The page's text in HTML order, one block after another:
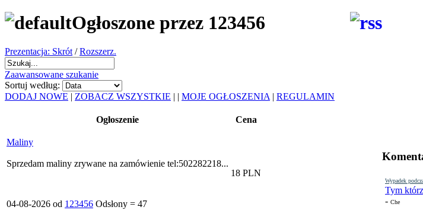
Wypadek
Tym
- Che
Ogłoszone przez 123456
Prezentacja: Skrót /Rozszerz.
Zaawansowane szukanie
Sortuj według:
DODAJ NOWE | ZOBACZ WSZYSTKIE | | MOJE OGŁOSZENIA | REGULAMIN
Ogłoszenie Cena
Maliny
Sprzedam maliny zrywane na zamówienie tel:502282218...
04-08-2026 od 123456 Odsłony = 47
18 PLN